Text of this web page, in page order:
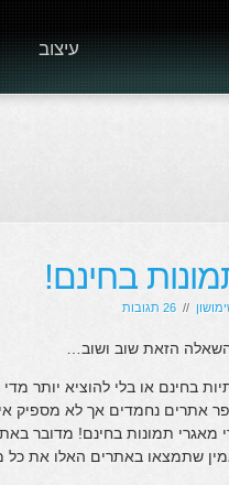
עיצוב
// 26 תגובות
הזאת שוב ושוב…
בחינם או בלי להוציא יותר
אתרים נחמדים אך לא מספיק
שכוללת לא פחות מ36 אתרי מאגרי תמונות
שתמצאו באתרים האלו את